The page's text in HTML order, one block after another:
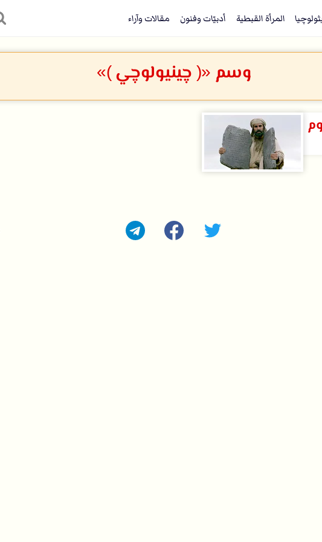
المرأة القبطية أدبيّات وفنون مقالات وآراء
وسم «( چينيولوچي )»